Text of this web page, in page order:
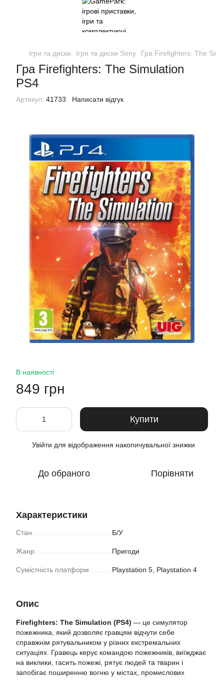
Ігри та диски Ігри та диски Sony Гра Firefighters: The
Гра Firefighters: The Simulation
PS4
Артикул: 41733 Написати відгук
В наявності
849 грн
Купити
Увійти для відображення накопичувальної знижки
До обраного Порівняти
Характеристики
Стан Б/У
Жанр Пригоди
Сумістність платформ Playstation 5, Playstation 4
Опис
Firefighters: The Simulation (PS4) — це симулятор
пожежника, який дозволяє гравцям відчути себе
справжнім рятувальником у різних екстремальних
ситуаціях. Гравець керує командою пожежників, виїжджає
на виклики, гасить пожежі, рятує людей та тварин і
запобігає поширенню вогню у містах, промислових